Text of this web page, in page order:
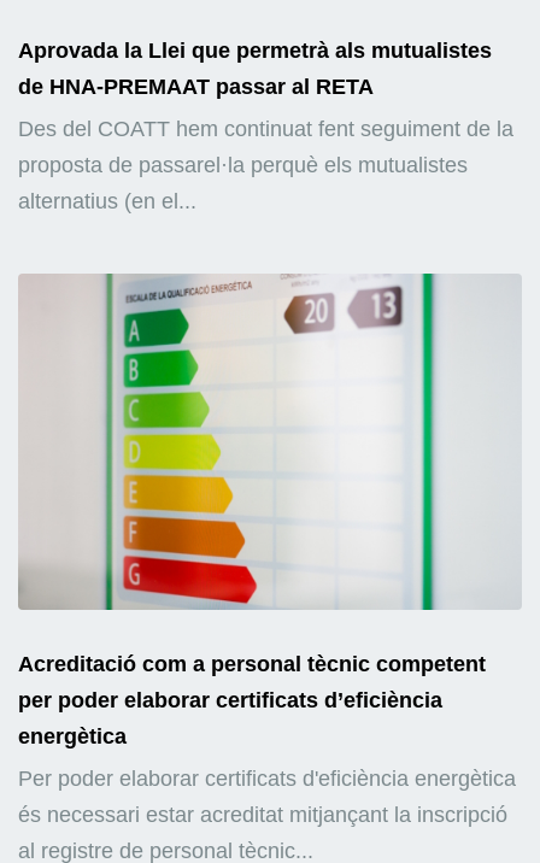
Aprovada la Llei que permetrà als mutualistes
de HNA-PREMAAT passar al RETA
Des del COATT hem continuat fent seguiment de la
proposta de passarel·la perquè els mutualistes
alternatius (en el...
Acreditació com a personal tècnic competent
per poder elaborar certificats d’eficiència
energètica
Per poder elaborar certificats d'eficiència energètica
és necessari estar acreditat mitjançant la inscripció
al registre de personal tècnic...